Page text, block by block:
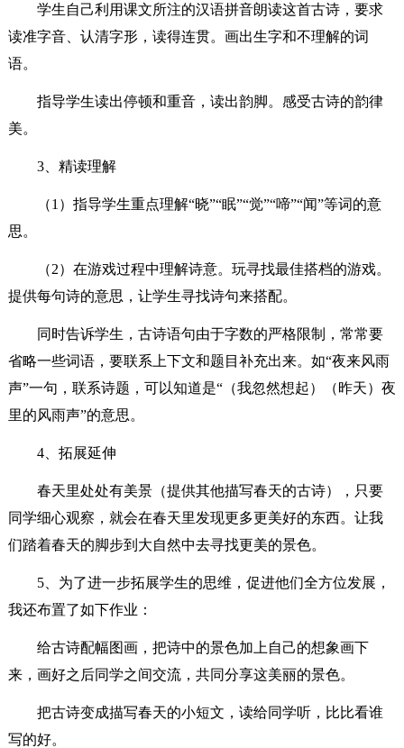
学生自己利用课文所注的汉语拼音朗读这首古诗，要求
读准字音、认清字形，读得连贯。画出生字和不理解的词
语。
指导学生读出停顿和重音，读出韵脚。感受古诗的韵律
美。
3、精读理解
（1）指导学生重点理解“晓”“眠”“觉”“啼”“闻”等词的意
思。
（2）在游戏过程中理解诗意。玩寻找最佳搭档的游戏。
提供每句诗的意思，让学生寻找诗句来搭配。
同时告诉学生，古诗语句由于字数的严格限制，常常要
省略一些词语，要联系上下文和题目补充出来。如“夜来风雨
声”一句，联系诗题，可以知道是“（我忽然想起）（昨天）夜
里的风雨声”的意思。
4、拓展延伸
春天里处处有美景（提供其他描写春天的古诗），只要
同学细心观察，就会在春天里发现更多更美好的东西。让我
们踏着春天的脚步到大自然中去寻找更美的景色。
5、为了进一步拓展学生的思维，促进他们全方位发展，
我还布置了如下作业：
给古诗配幅图画，把诗中的景色加上自己的想象画下
来，画好之后同学之间交流，共同分享这美丽的景色。
把古诗变成描写春天的小短文，读给同学听，比比看谁
写的好。